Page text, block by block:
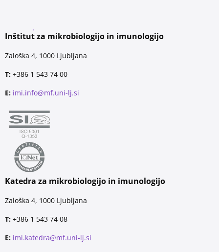
Inštitut za mikrobiologijo in imunologijo
Zaloška 4, 1000 Ljubljana
T: +386 1 543 74 00
E: imi.info@mf.uni-lj.si
Katedra za mikrobiologijo in imunologijo
Zaloška 4, 1000 Ljubljana
T: +386 1 543 74 08
E: imi.katedra@mf.uni-lj.si